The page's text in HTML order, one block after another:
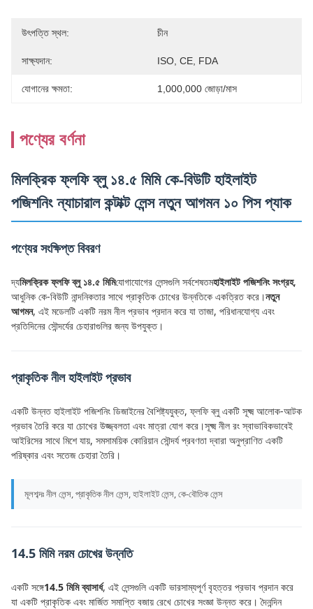
উৎপত্তি স্থল: চীন
সাক্ষ্যদান: ISO, CE, FDA
যোগানের ক্ষমতা: 1,000,000 জোড়া/মাস
পণ্যের বর্ণনা
মিলক্রিক ফ্লফি ব্লু ১৪.৫ মিমি কে-বিউটি হাইলাইট
পজিশনিং ন্যাচারাল কন্টাক্ট লেন্স নতুন আগমন ১০ পিস প্যাক
পণ্যের সংক্ষিপ্ত বিবরণ
দ্যমিলক্রিক ফ্লফি ব্লু ১৪.৫ মিমিযোগাযোগের লেন্সগুলি সর্বশেষতমহাইলাইট পজিশনিং সংগ্রহ,
আধুনিক কে-বিউটি নান্দনিকতার সাথে প্রাকৃতিক চোখের উন্নতিকে একত্রিত করে।নতুন
আগমন, এই মডেলটি একটি নরম নীল প্রভাব প্রদান করে যা তাজা, পরিধানযোগ্য এবং
প্রতিদিনের সৌন্দর্যের চেহারাগুলির জন্য উপযুক্ত।
প্রাকৃতিক নীল হাইলাইট প্রভাব
একটি উন্নত হাইলাইট পজিশনিং ডিজাইনের বৈশিষ্ট্যযুক্ত, ফ্লফি ব্লু একটি সূক্ষ্ম আলোক-আটক
প্রভাব তৈরি করে যা চোখের উজ্জ্বলতা এবং মাত্রা যোগ করে।সূক্ষ্ম নীল রং স্বাভাবিকভাবেই
আইরিসের সাথে মিশে যায়, সমসাময়িক কোরিয়ান সৌন্দর্য প্রবণতা দ্বারা অনুপ্রাণিত একটি
পরিষ্কার এবং সতেজ চেহারা তৈরি।
মূলশব্দঃ নীল লেন্স, প্রাকৃতিক নীল লেন্স, হাইলাইট লেন্স, কে-বৌতিক লেন্স
14.5 মিমি নরম চোখের উন্নতি
একটি সঙ্গে14.5 মিমি ব্যাসার্ধ, এই লেন্সগুলি একটি ভারসাম্যপূর্ণ বৃহত্তর প্রভাব প্রদান করে
যা একটি প্রাকৃতিক এবং মার্জিত সমাপ্তি বজায় রেখে চোখের সংজ্ঞা উন্নত করে। দৈনন্দিন